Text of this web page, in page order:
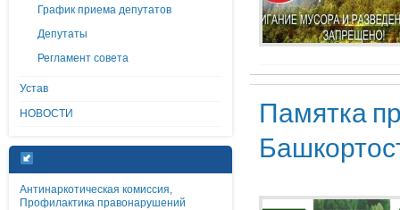
График приема депутатов
Депутаты
Регламент совета
Устав
НОВОСТИ
Антинаркотическая комиссия,
Профилактика правонарушений
Памятка